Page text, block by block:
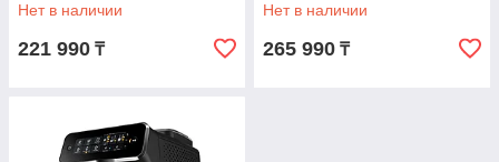
Нет в наличии
221 990 ₸
Нет в наличии
265 990 ₸